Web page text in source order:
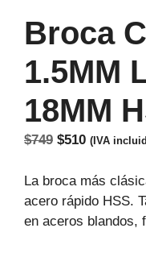
Broca
1.5MM
18MM
$749 El
original
era:
$749.
$510El
actual
es:
$510.
(IVA
La broca más
acero rápido HSS.
en aceros blandos,